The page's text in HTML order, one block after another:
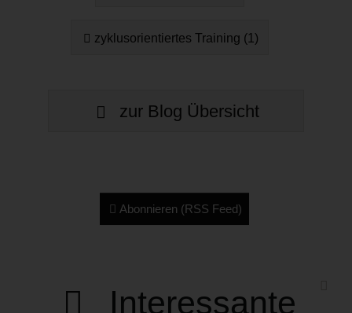
zyklusorientiertes Training (1)
zur Blog Übersicht
Abonnieren (RSS Feed)
Interessante